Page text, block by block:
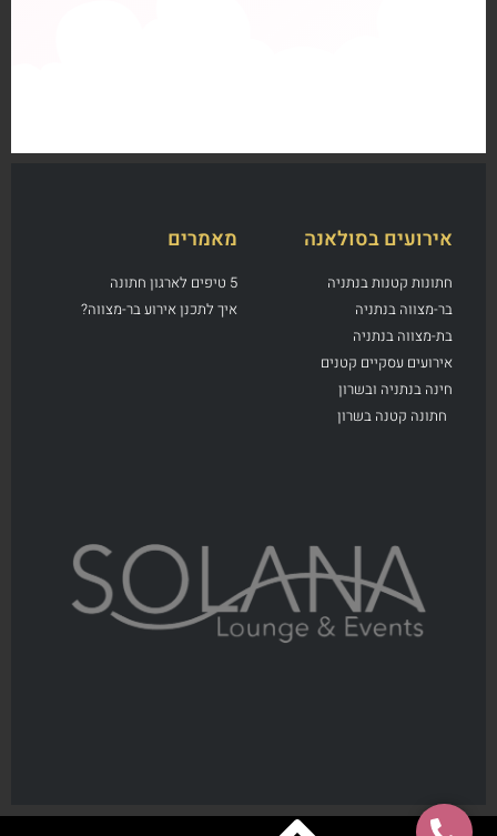
אירועים בסולאנה
חתונות קטנות בנתניה
בר-מצווה בנתניה
בת-מצווה בנתניה
אירועים עסקיים קטנים
חינה בנתניה ובשרון
חתונה קטנה בשרון
מאמרים
5 טיפים לארגון חתונה
איך לתכנן אירוע בר-מצווה?